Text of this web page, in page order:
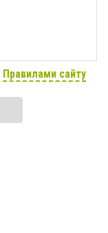
Правилами сайту